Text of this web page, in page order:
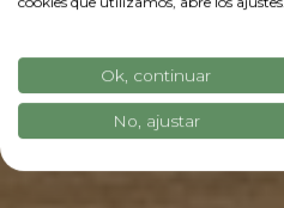
Ok, continuar
No, ajustar